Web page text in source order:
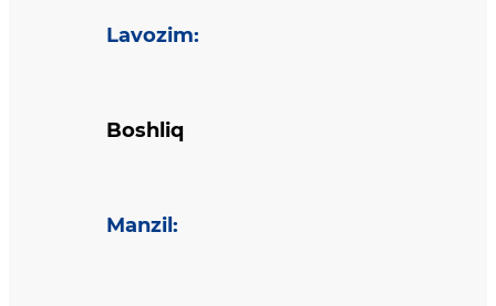
Lavozim:
Boshliq
Manzil :